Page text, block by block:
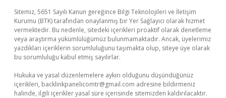
Sitemiz, 5651 Sayılı Kanun gereğince Bilgi Teknolojileri ve İletişim
Kurumu (BTK) tarafından onaylanmış bir Yer Sağlayıcı olarak hizmet
vermektedir. Bu nedenle, sitedeki içerikleri proaktif olarak denetleme
veya araştırma yükümlülüğümüz bulunmamaktadır. Ancak, üyelerimiz
yazdıkları içeriklerin sorumluluğunu taşımakta olup, siteye üye olarak
bu sorumluluğu kabul etmiş sayılırlar.
Hukuka ve yasal düzenlemelere aykırı olduğunu düşündüğünüz
içerikleri, backlinkpanelicomtr@gmail.com adresine bildirmeniz
halinde, ilgili içerikler yasal süre içerisinde sitemizden kaldırılacaktır.